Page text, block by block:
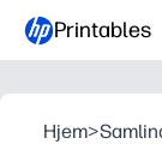
Printables
Hjem>